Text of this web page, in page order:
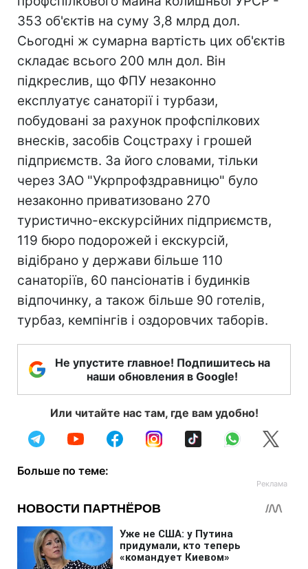
353 об'єктів на суму 3,8 млрд дол.
Сьогодні ж сумарна вартість цих об'єктів
складає всього 200 млн дол. Він
підкреслив, що ФПУ незаконно
експлуатує санаторії і турбази,
побудовані за рахунок профспілкових
внесків, засобів Соцстраху і грошей
підприємств. За його словами, тільки
через ЗАО "Укрпрофздравницю" було
незаконно приватизовано 270
туристично-екскурсійних підприємств,
119 бюро подорожей і екскурсій,
відібрано у держави більше 110
санаторіїв, 60 пансіонатів і будинків
відпочинку, а також більше 90 готелів,
турбаз, кемпінгів і оздоровчих таборів.
Не упустите главное! Подпишитесь на
наши обновления в Google!
Или читайте нас там, где вам удобно!
Больше по теме: